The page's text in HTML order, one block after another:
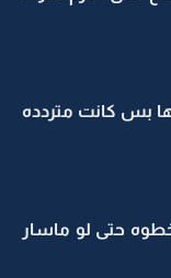
بس كانت متردده
حتى لو ماسار